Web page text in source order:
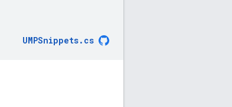
UMPSnippets. cs